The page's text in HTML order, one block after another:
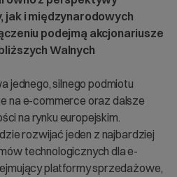
jak i międzynarodowych
podejmą akcjonariusze
Walnych
jednego, silnego podmiotu
na e-commerce oraz dalsze
na rynku europejskim.
rozwijać jeden z najbardziej
technologicznych dla e-
platformy sprzedażowe,